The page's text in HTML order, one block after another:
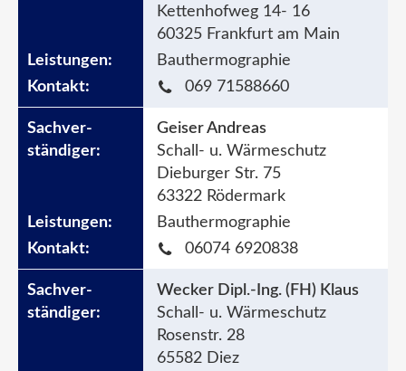
Kettenhofweg 14- 16
60325 Frankfurt am Main
Bauthermographie
069 71588660
Geiser Andreas
Schall- u. Wärmeschutz
Dieburger Str. 75
63322 Rödermark
Bauthermographie
06074 6920838
Wecker Dipl.-Ing. (FH) Klaus
Schall- u. Wärmeschutz
Rosenstr. 28
65582 Diez